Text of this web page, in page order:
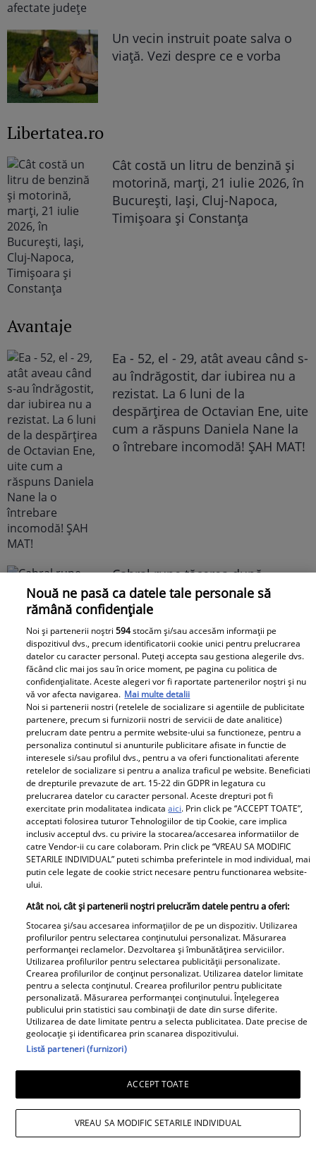
Un vecin instruit poate salva o
viață. Vezi despre ce e vorba
Libertatea.ro
Cât costă un litru de benzină și
motorină, marți, 21 iulie 2026, în
București, Iași, Cluj-Napoca,
Timișoara și Constanța
Avantaje
Ea - 52, el - 29, atât aveau când s-
au îndrăgostit, dar iubirea nu a
rezistat. La 6 luni de la
despărțirea de Octavian Ene, uite
cum a răspuns Daniela Nane la
o întrebare incomodă! ȘAH MAT!
Cabral rupe tăcerea după
divorțul de Andreea Ibacka. „Nu
mi-a convenit să spun asta cu
voce tare. M-a afectat”
Elle
O mai ții minte pe Janine Sârbu?
Cum arată și cu ce se ocupă
acum fosta soție a lui Adrian
Sârbu și unul dintre cele mai
apreciate modele din anii 90. A
fost decorată recent de
Ministerul Culturii din Franța.
Foto
Noi dezvăluiri despre relația
actuală dintre Andreea Popescu
și Dan Alexa. Relația ei
extraconjugală cu antrenorul a
dus la divorțul de Rareș Cojoc,
însă nimeni nu se aștepta la ce
se întâmplă în prezent
Este în culmea fericirii! Vedeta a
Nouă ne pasă ca datele tale personale să
rămână confidențiale
Noi și partenerii noștri594stocăm și/sau accesăm informații pe
dispozitivul dvs., precum identificatorii cookie unici pentru prelucrarea
datelor cu caracter personal. Puteți accepta sau gestiona alegerile dvs.
făcând clic mai jos sau în orice moment, pe pagina cu politica de
confidențialitate. Aceste alegeri vor fi raportate partenerilor noștri și nu
vă vor afecta navigarea. Mai multe detalii
Noi si partenerii nostri (retelele de socializare si agentiile de publicitate
partenere, precum si furnizorii nostri de servicii de date analitice)
prelucram date pentru a permite website-ului sa functioneze, pentru a
personaliza continutul si anunturile publicitare afisate in functie de
interesele si/sau profilul dvs., pentru a va oferi functionalitati aferente
retelelor de socializare si pentru a analiza traficul pe website. Beneficiati
de drepturile prevazute de art. 15-22 din GDPR in legatura cu
prelucrarea datelor cu caracter personal. Aceste drepturi pot fi
exercitate prin modalitatea indicataaici. Prin click pe “ACCEPT TOATE”,
acceptati folosirea tuturor Tehnologiilor de tip Cookie, care implica
inclusiv acceptul dvs. cu privire la stocarea/accesarea informatiilor de
catre Vendor-ii cu care colaboram. Prin click pe “VREAU SA MODIFIC
SETARILE INDIVIDUAL” puteti schimba preferintele in mod individual, mai
putin cele legate de cookie strict necesare pentru functionarea website-
ului.
Atât noi, cât și partenerii noștri prelucrăm datele pentru a oferi:
Stocarea și/sau accesarea informațiilor de pe un dispozitiv. Utilizarea
profilurilor pentru selectarea conținutului personalizat. Măsurarea
performanței reclamelor. Dezvoltarea și îmbunătățirea serviciilor.
Utilizarea profilurilor pentru selectarea publicității personalizate.
Crearea profilurilor de conținut personalizat. Utilizarea datelor limitate
pentru a selecta conținutul. Crearea profilurilor pentru publicitate
personalizată. Măsurarea performanței conținutului. Înțelegerea
publicului prin statistici sau combinații de date din surse diferite.
Utilizarea de date limitate pentru a selecta publicitatea. Date precise de
geolocație și identificarea prin scanarea dispozitivului.
Listă parteneri (furnizori)
ACCEPT TOATE
VREAU SA MODIFIC SETARILE INDIVIDUAL